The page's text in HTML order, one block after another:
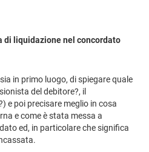
di liquidazione nel concordato
in primo luogo, di spiegare quale
del debitore?, il
e poi precisare meglio in cosa
e come è stata messa a
ed, in particolare che significa